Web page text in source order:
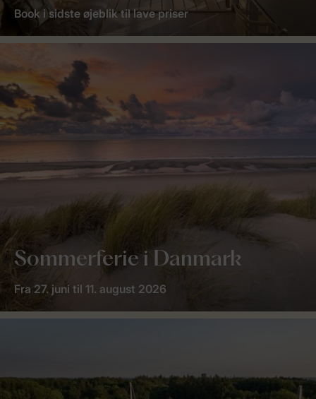
Book i sidste øjeblik til lave priser
Sommerferie i Danmark
Fra 27. juni til 11. august 2026